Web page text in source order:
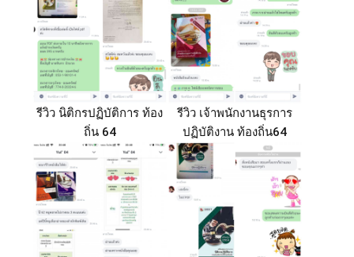
รีวิว นิติกรปฏิบัติการ ท้อง
ถิ่น 64
รีวิว เจ้าพนักงานธุรการ
ปฏิบัติงาน ท้องถิ่น64